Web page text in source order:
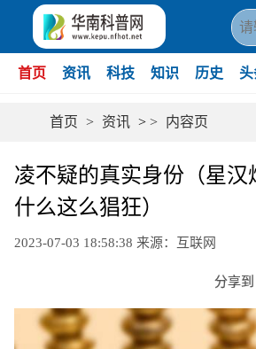
首页 资讯 科技 知识 历史
首页 > 资讯 > > 内容页
凌不疑的真实身份（星汉
什么这么猖狂）
2023-07-03 18:58:38 来源：互联网
分享到